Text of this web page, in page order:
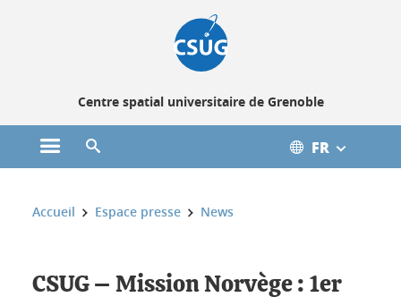
Centre spatial universitaire de Grenoble
Ouvrir le menu principal FR
Vous êtes ici :
Accueil Espace presse News
CSUG – Mission Norvège : 1er